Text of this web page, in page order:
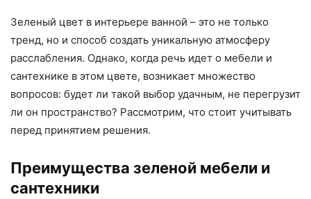
Зеленый цвет в интерьере ванной – это не только
тренд, но и способ создать уникальную атмосферу
расслабления. Однако, когда речь идет о мебели и
сантехнике в этом цвете, возникает множество
вопросов: будет ли такой выбор удачным, не перегрузит
ли он пространство? Рассмотрим, что стоит учитывать
перед принятием решения.
Преимущества зеленой мебели и
сантехники